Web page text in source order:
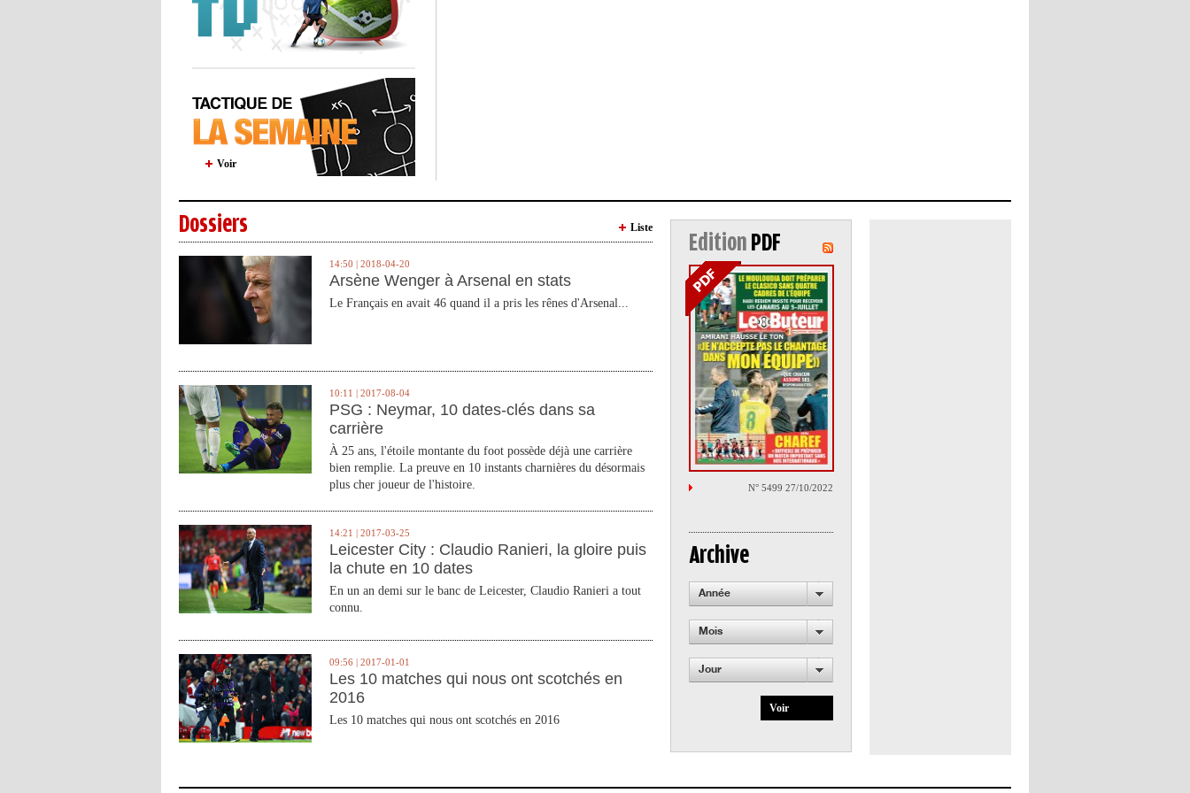
Voir
Dossiers Liste
14:50 | 2018-04-20
Arsène Wenger à Arsenal en stats
Le Français en avait 46 quand il a pris les rênes d'Arsenal...
10:11 | 2017-08-04
PSG : Neymar, 10 dates-clés dans sa
carrière
À 25 ans, l'étoile montante du foot possède déjà une carrière
bien remplie. La preuve en 10 instants charnières du désormais
plus cher joueur de l'histoire.
14:21 | 2017-03-25
Leicester City : Claudio Ranieri, la gloire puis
la chute en 10 dates
En un an demi sur le banc de Leicester, Claudio Ranieri a tout
connu.
09:56 | 2017-01-01
Les 10 matches qui nous ont scotchés en
2016
Les 10 matches qui nous ont scotchés en 2016
Edition PDF
N° 5499 27/10/2022
Archive
Année
Mois
Jour
Voir